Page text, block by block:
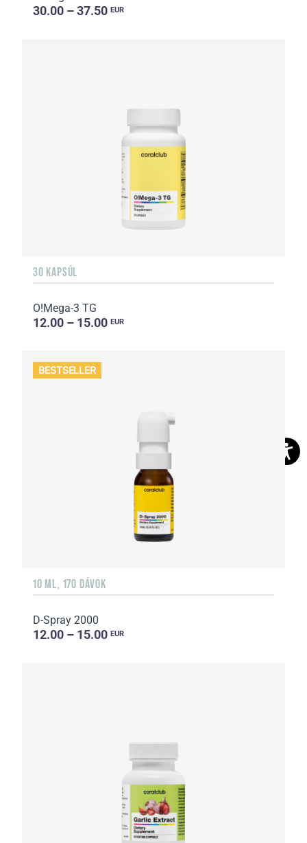
30.00 – 37.50 EUR
30 KAPSÚL
O!Мega-3 TG
12.00 – 15.00 EUR
BESTSELLER
10 ML, 170 DÁVOK
D-Spray 2000
12.00 – 15.00 EUR